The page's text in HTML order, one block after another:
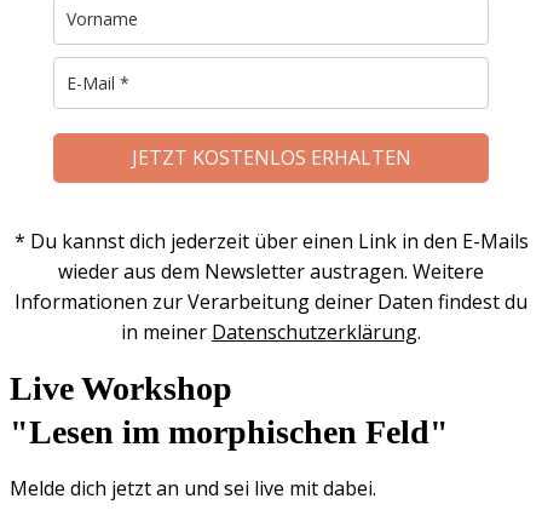
JETZT KOSTENLOS ERHALTEN
* Du kannst dich jederzeit über einen Link in den E-Mails
wieder aus dem Newsletter austragen. Weitere
Informationen zur Verarbeitung deiner Daten findest du
in meiner Datenschutzerklärung.
Live Workshop
"Lesen im morphischen Feld"
Melde dich jetzt an und sei live mit dabei.